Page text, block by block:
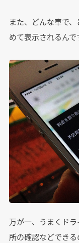
また、どんな車で
めて表示されるんで
万が一、うまくド
所の確認などできる